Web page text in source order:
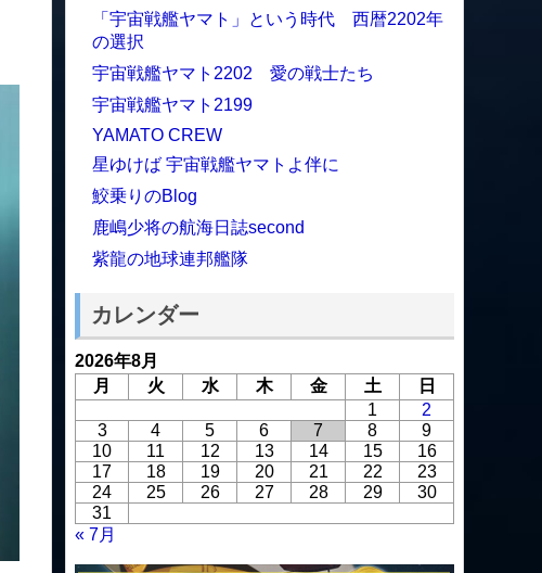
「宇宙戦艦ヤマト」という時代 西暦2202年
の選択
宇宙戦艦ヤマト2202 愛の戦士たち
宇宙戦艦ヤマト2199
YAMATO CREW
星ゆけば 宇宙戦艦ヤマトよ伴に
鮫乗りのBlog
鹿嶋少将の航海日誌second
紫龍の地球連邦艦隊
カレンダー
2026年8月
月
火 水 木 金 土
日
1
2
3
4 5 6 7 8
9
10
11 12 13 14 15
16
17
18 19 20 21 22
23
24
25 26 27 28 29
30
31
« 7月